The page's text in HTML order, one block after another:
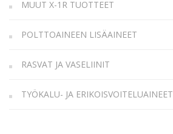
MUUT X-1R TUOTTEET
POLTTOAINEEN LISÄAINEET
RASVAT JA VASELIINIT
TYÖKALU- JA ERIKOISVOITELUAINEET